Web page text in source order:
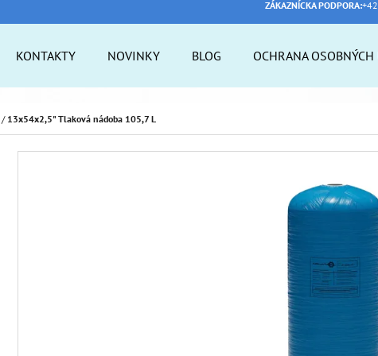
ZÁKAZNÍCKA PODPORA:
KONTAKTY NOVINKY BLOG OCHRANA OSOBNÝCH
/ 13x54x2,5" Tlaková nádoba 105,7 L